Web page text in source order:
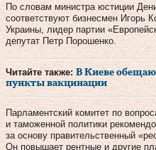
По словам министра юстиции
соответствуют бизнесмен Игорь
Украины, лидер партии
депутат Петр Порошенко.
Читайте также: В Киеве
пункты вакцинации
Парламентский комитет по
и таможенной политики
за основу правительственный
Он повышает рентные и другие